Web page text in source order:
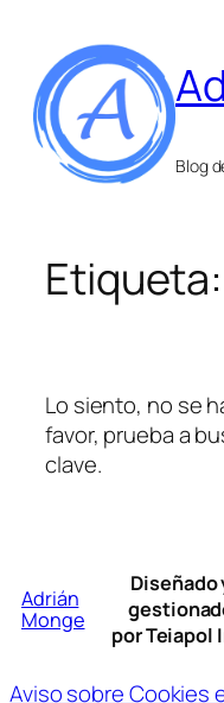
contenido
Blog
Etiqueta:
Lo siento, no se
favor, prueba a
clave.
Adrián
Monge
Diseñado
por Teiapol
Aviso sobre Cookies